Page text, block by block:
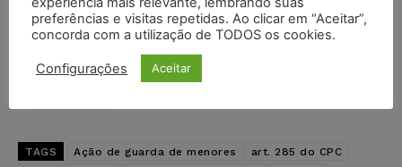
Pinterest Tumblr Reddit
E-mail
TAGS Ação de guarda de menores
art. 285 do CPC
preferências e visitas repetidas. Ao clicar em “Aceitar”,
concorda com a utilização de TODOS os cookies.
Configurações Aceitar